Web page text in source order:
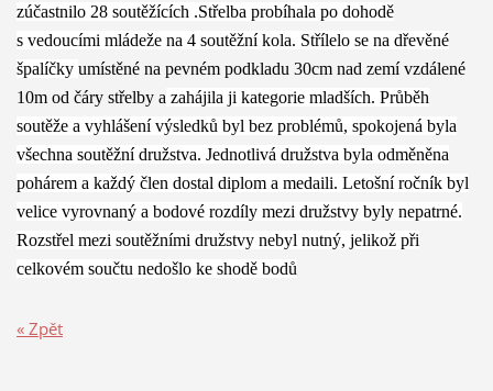
zúčastnilo 28 soutěžících .Střelba probíhala po dohodě
s vedoucími mládeže na 4 soutěžní kola. Střílelo se na dřevěné
špalíčky umístěné na pevném podkladu 30cm nad zemí vzdálené
10m od čáry střelby a zahájila ji kategorie mladších. Průběh
soutěže a vyhlášení výsledků byl bez problémů, spokojená byla
všechna soutěžní družstva. Jednotlivá družstva byla odměněna
pohárem a každý člen dostal diplom a medaili. Letošní ročník byl
velice vyrovnaný a bodové rozdíly mezi družstvy byly nepatrné.
Rozstřel mezi soutěžními družstvy nebyl nutný, jelikož při
celkovém součtu nedošlo ke shodě bodů
« Zpět